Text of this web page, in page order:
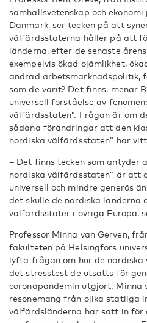
samhällsvetenskap och
Danmark, ser tecken på att
välfärdsstaterna håller på att
länderna, efter de senaste
exempelvis ökad ojämlikhet,
ändrad arbetsmarknadspolitik,
som de varit? Det finns, menar
universell förståelse av
välfärdsstaten”. Frågan är om
sådana förändringar att den
nordiska välfärdsstaten” har
– Det finns tecken som antyder
nordiska välfärdsstaten” är att
universell och mindre generös
det skulle de nordiska länderna
välfärdsstater i övriga Europa,
Professor Minna van Gerven,
fakulteten på Helsingfors
lyfta frågan om hur de
det stresstest de utsatts för
coronapandemin utgjort. Minna
resonemang från olika statliga
välfärdsländerna har satt in för